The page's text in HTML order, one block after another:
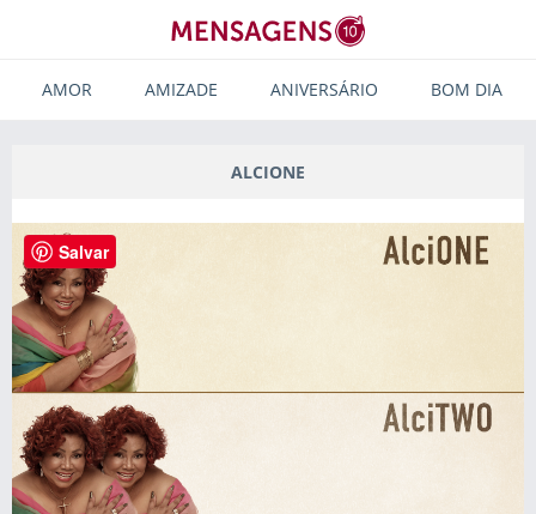
AMOR AMIZADE ANIVERSÁRIO BOM DIA
ALCIONE
Salvar